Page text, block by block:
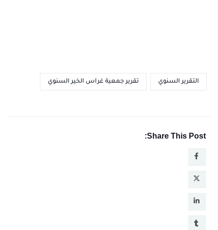
التقرير السنوي تقرير جمعية غراس الخير السنوي
Share This Post: